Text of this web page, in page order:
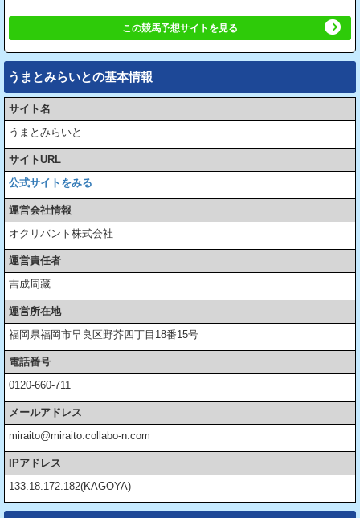
この競馬予想サイトを見る
うまとみらいとの基本情報
サイト名
うまとみらいと
サイトURL
公式サイトをみる
運営会社情報
オクリバント株式会社
運営責任者
吉成周藏
運営所在地
福岡県福岡市早良区野芥四丁目18番15号
電話番号
0120-660-711
メールアドレス
miraito@miraito.collabo-n.com
IPアドレス
133.18.172.182(KAGOYA)